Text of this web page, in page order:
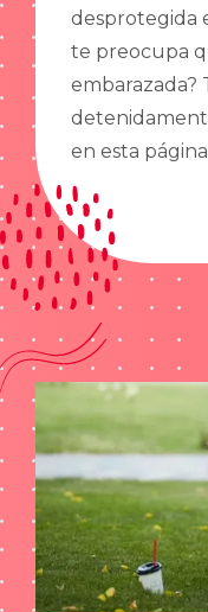
desprotegida
te preocupa
embarazada?
en esta